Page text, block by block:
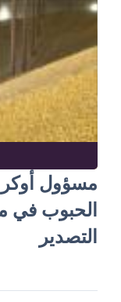
الحبوب في
التصدير